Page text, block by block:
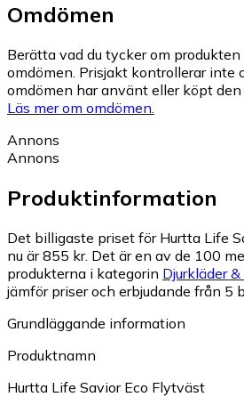
Omdömen
Berätta vad du tycker om produkten
omdömen. Prisjakt kontrollerar inte
omdömen har använt eller köpt
Läs mer om omdömen.
Annons
Annons
Produktinformation
Det billigaste priset för Hurtta Life
nu är 855 kr. Det är en av de 100
produkterna i kategorin Djurkläder
jämför priser och erbjudande från 5
Grundläggande information
Produktnamn
Hurtta Life Savior Eco Flytväst